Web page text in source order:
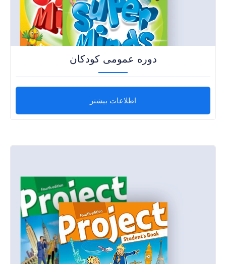
دوره عمومی کودکان
اطلاعات بیشتر